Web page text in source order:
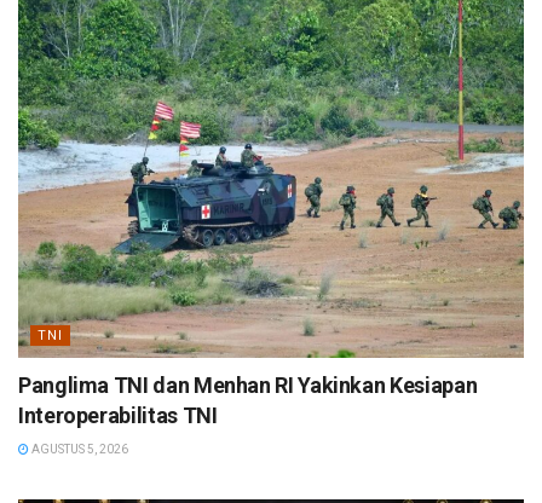
TNI
Panglima TNI dan Menhan RI Yakinkan Kesiapan
Interoperabilitas TNI
AGUSTUS 5, 2026